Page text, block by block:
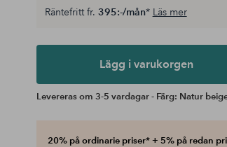
Räntefritt fr. 395:-/mån* Läs mer
Lägg i varukorgen
Levereras om 3-5 vardagar - Färg: Natur
20% på ordinarie priser* + 5% på redan